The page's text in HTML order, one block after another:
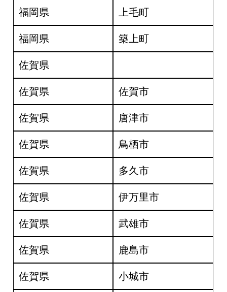
福岡県 上毛町
福岡県 築上町
佐賀県
佐賀県 佐賀市
佐賀県 唐津市
佐賀県 鳥栖市
佐賀県 多久市
佐賀県 伊万里市
佐賀県 武雄市
佐賀県 鹿島市
佐賀県 小城市